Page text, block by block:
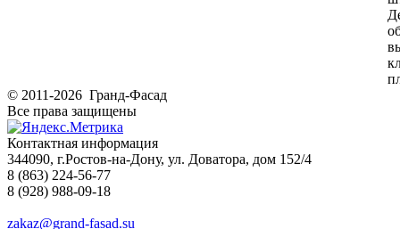
© 2011-2026 Гранд-Фасад
Все права защищены
Контактная информация
344090, г.Ростов-на-Дону, ул. Доватора, дом 152/4
8 (863) 224-56-77
8 (928) 988-09-18
zakaz@grand-fasad.su